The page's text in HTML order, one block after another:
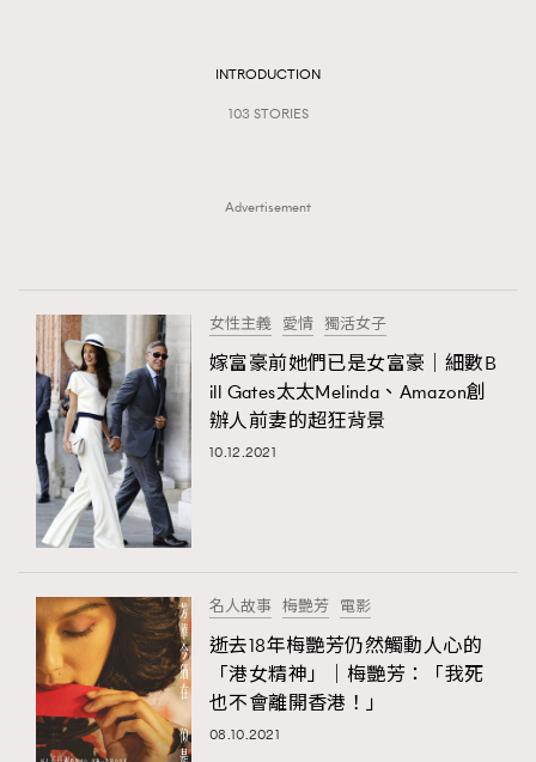
AFrenchMind
DressLikeAParisienne
FigaroBeautyRitual 7
FigaroCeleb 547
FigaroCinéma 281
FigaroDigitalCover
FigaroGadget
FigaroHealth 647
FigaroHub
FigaroIcon 68
FigaroInsight
#FigaroExhibition 群星力撐MF X Leung Mo《See
#FigaroExhibition Wyman 揭曉 Figaro Exhibition
第二站！
法國五月French May專訪四位香港文藝代表
INTRODUCTION
103 STORIES
Advertisement
女性主義 愛情 獨活女子
嫁富豪前她們已是女富豪｜細數B
ill Gates太太Melinda、Amazon創
辦人前妻的超狂背景
10.12.2021
名人故事 梅艷芳 電影
逝去18年梅艷芳仍然觸動人心的
「港女精神」｜梅艷芳：「我死
也不會離開香港！」
08.10.2021